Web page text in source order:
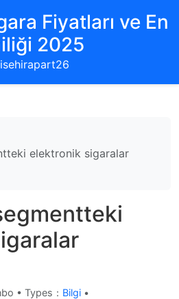
Fiyatları ve En
2025
elektronik sigaralar
• Types： Bilgi •